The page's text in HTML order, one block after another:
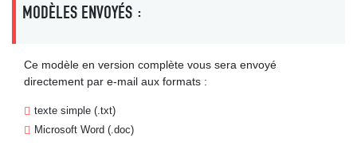
MODÈLES ENVOYÉS :
Ce modèle en version complète vous sera envoyé
directement par e-mail aux formats :
texte simple (.txt)
Microsoft Word (.doc)